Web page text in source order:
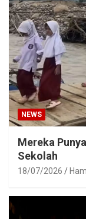
NEWS
Mereka
Sekolah
18/07/2026